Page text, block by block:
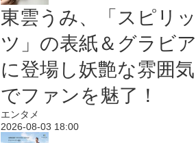
東雲うみ、「スピリッ
ツ」の表紙＆グラビア
に登場し妖艶な雰囲気
でファンを魅了！
エンタメ
2026-08-03 18:00